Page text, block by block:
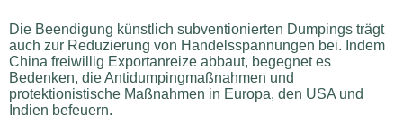
Die Beendigung künstlich subventionierten Dumpings trägt
auch zur Reduzierung von Handelsspannungen bei. Indem
China freiwillig Exportanreize abbaut, begegnet es
Bedenken, die Antidumpingmaßnahmen und
protektionistische Maßnahmen in Europa, den USA und
Indien befeuern.